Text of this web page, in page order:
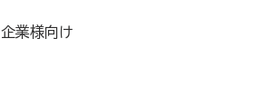
業様向け